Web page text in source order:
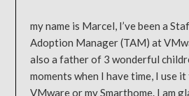
my name is Marcel, I’ve been a
Adoption Manager (TAM) at
also a father of 3 wonderful
moments when I have time, I use
VMware or my Smarthome. I am